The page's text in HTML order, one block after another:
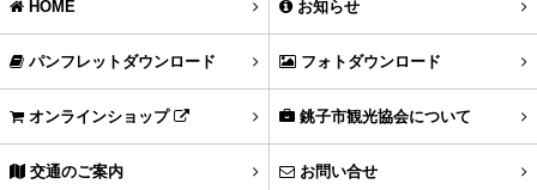
HOME お知らせ
パンフレットダウンロード フォトダウンロード
オンラインショップ 銚子市観光協会について
交通のご案内 お問い合せ